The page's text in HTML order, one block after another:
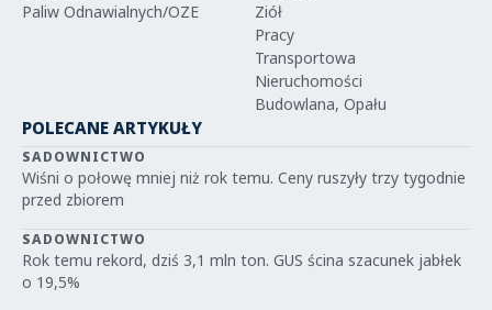
Paliw Odnawialnych/OZE
Ziół
Pracy
Transportowa
Nieruchomości
Budowlana, Opału
POLECANE ARTYKUŁY
SADOWNICTWO
Wiśni o połowę mniej niż rok temu. Ceny ruszyły trzy tygodnie
przed zbiorem
SADOWNICTWO
Rok temu rekord, dziś 3,1 mln ton. GUS ścina szacunek jabłek
o 19,5%